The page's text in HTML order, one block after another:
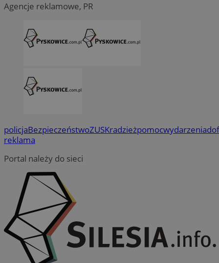
Agencje reklamowe, PR
policjaBezpieczeństwoZUSKradzieżpomocwydarzenia
reklama
Portal należy do sieci